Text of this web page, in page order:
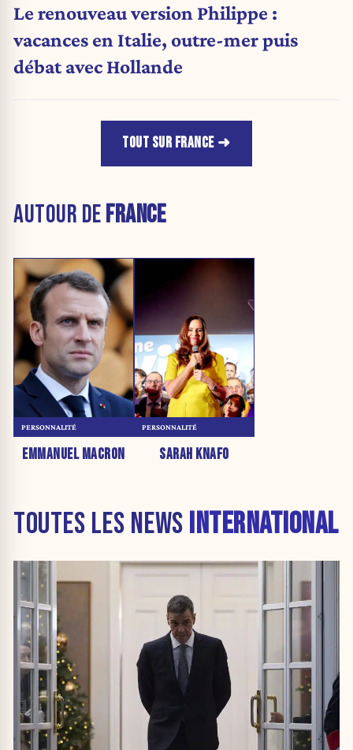
Le renouveau version Philippe :
vacances en Italie, outre-mer puis
débat avec Hollande
TOUT SUR FRANCE
AUTOUR DEFRANCE
EMMANUEL MACRON
PERSONNALITÉ
SARAH KNAFO
PERSONNALITÉ
TOUTES LES NEWS INTERNATIONAL